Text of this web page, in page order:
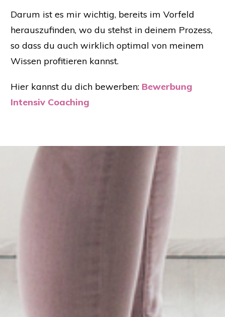
Darum ist es mir wichtig, bereits im Vorfeld
herauszufinden, wo du stehst in deinem Prozess,
so dass du auch wirklich optimal von meinem
Wissen profitieren kannst.
Hier kannst du dich bewerben: Bewerbung
Intensiv Coaching